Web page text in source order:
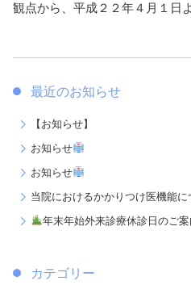
観点から、平成２２年４月１日
を無料で発･･･
最近のお知らせ
【お知らせ】
お知らせ
お知らせ
当院におけるかかりつけ医機能に
年末年始外来診療休診日のご案
カテゴリー